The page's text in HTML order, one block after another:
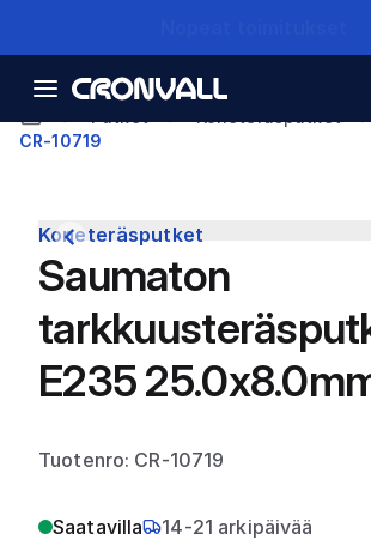
CR-10719
Koneteräsputket
Saumaton
E235
Tuotenro: CR-10719
Saatavilla 14-21 arkipäivää